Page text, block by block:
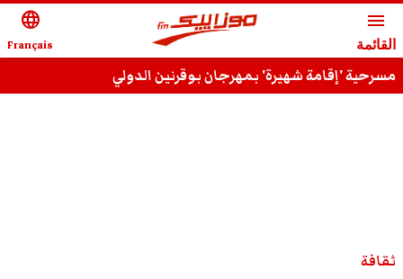
menu
القائمة
language
Français
مسرحية 'إقامة شهيرة' بمهرجان بوقرنين الدولي
ثقافة